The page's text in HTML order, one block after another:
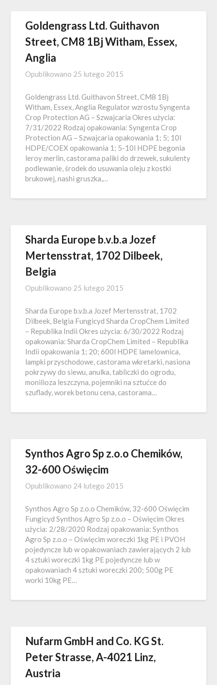
Goldengrass Ltd. Guithavon
Street, CM8 1Bj Witham, Essex,
Anglia
Opublikowano 25 lutego 2015
Goldengrass Ltd. Guithavon Street, CM8 1Bj
Witham, Essex, Anglia Regulator wzrostu Syngenta
Crop Protection AG – Szwajcaria Okres użycia:
7/31/2022 Rodzaj opakowania: Syngenta Crop
Protection AG – Szwajcaria opakowania 1; 5; 10l
HDPE/COEX opakowania 1; 5-10l HDPE begonia
leroy merlin, castorama paliki do drzewek, sukulenty
podlewanie, środek do usuwania oleju z kostki
brukowej, nashi gruszka,…
Sharda Europe b.v.b.a Jozef
Mertensstrat, 1702 Dilbeek,
Belgia
Opublikowano 25 lutego 2015
Sharda Europe b.v.b.a Jozef Mertensstrat, 1702
Dilbeek, Belgia Fungicyd Sharda CropChem Limited
– Republika Indii Okres użycia: 6/30/2022 Rodzaj
opakowania: Sharda CropChem Limited – Republika
Indii opakowania 1; 20; 600l HDPE lamelownica,
lampki przyschodowe, castorama wkretarki, nasiona
pokrzywy do siewu, anulka, tabliczki do ogrodu,
monilioza leszczyna, pojemniki na sztućce do
szuflady, worek betonu cena, castorama…
Synthos Agro Sp z.o.o Chemików,
32-600 Oświęcim
Opublikowano 24 lutego 2015
Synthos Agro Sp z.o.o Chemików, 32-600 Oświęcim
Fungicyd Synthos Agro Sp z.o.o – Oświęcim Okres
użycia: 2/28/2020 Rodzaj opakowania: Synthos
Agro Sp z.o.o – Oświęcim woreczki 1kg PE i PVOH
pojedyncze lub w opakowaniach zawierających 2 lub
4 sztuki woreczki 1kg PE pojedyncze lub w
opakowaniach 4 sztuki woreczki 200; 500g PE
worki 10kg PE…
Nufarm GmbH and Co. KG St.
Peter Strasse, A-4021 Linz,
Austria